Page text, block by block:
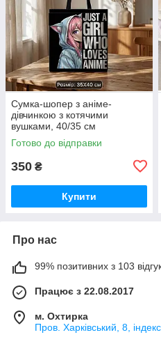
Сумка-шопер з аніме-
дівчинкою з котячими
вушками, 40/35 см
Готово до відправки
350 ₴
Купити
Про нас
99% позитивних з 103
Працює з 22.08.2017
м. Охтирка
Пров. Харківський, 8,